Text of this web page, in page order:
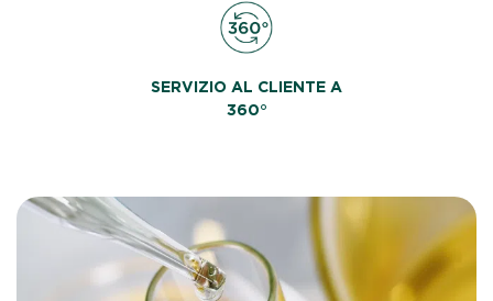
SERVIZIO AL CLIENTE A
360°